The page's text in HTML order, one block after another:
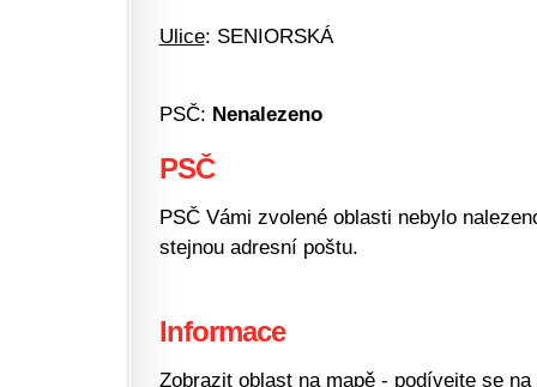
Ulice: SENIORSKÁ
PSČ: Nenalezeno
PSČ
PSČ Vámi zvolené oblasti nebylo
stejnou adresní poštu.
Informace
Zobrazit oblast na mapě- podívejte se na